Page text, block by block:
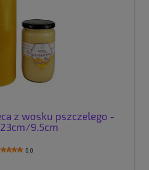
z wosku pszczelego -
9,5cm
5.0